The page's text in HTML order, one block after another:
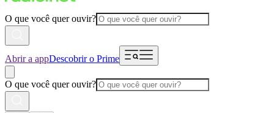
O que você quer ouvir?
Abrir a appDescobrir o Prime
O que você quer ouvir?